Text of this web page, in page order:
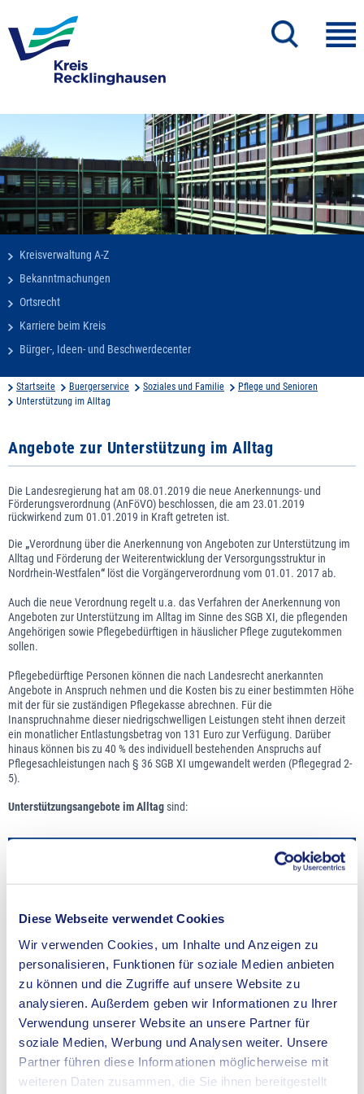
Diese Webseite verwendet Cookies
Wir verwenden Cookies, um Inhalte und Anzeigen zu
personalisieren, Funktionen für soziale Medien anbieten
zu können und die Zugriffe auf unsere Website zu
analysieren. Außerdem geben wir Informationen zu Ihrer
Verwendung unserer Website an unsere Partner für
soziale Medien, Werbung und Analysen weiter. Unsere
Partner führen diese Informationen möglicherweise mit
weiteren Daten zusammen, die Sie ihnen bereitgestellt
Kreisverwaltung A-Z
Bekanntmachungen
Ortsrecht
Karriere beim Kreis
Bürger-, Ideen- und Beschwerdecenter
Startseite Buergerservice Soziales und Familie
Pflege und Senioren
Unterstützung im Alltag
Angebote zur Unterstützung im Alltag
Die Landesregierung hat am 08.01.2019 die neue Anerkennungs- und
Förderungsverordnung (AnFöVO) beschlossen, die am 23.01.2019
rückwirkend zum 01.01.2019 in Kraft getreten ist.
Die „Verordnung über die Anerkennung von Angeboten zur Unterstützung im
Alltag und Förderung der Weiterentwicklung der Versorgungsstruktur in
Nordrhein-Westfalen“ löst die Vorgängerverordnung vom 01.01. 2017 ab.
Auch die neue Verordnung regelt u.a. das Verfahren der Anerkennung von
Angeboten zur Unterstützung im Alltag im Sinne des SGB XI, die pflegenden
Angehörigen sowie Pflegebedürftigen in häuslicher Pflege zugutekommen
sollen.
Pflegebedürftige Personen können die nach Landesrecht anerkannten
Angebote in Anspruch nehmen und die Kosten bis zu einer bestimmten Höhe
mit der für sie zuständigen Pflegekasse abrechnen. Für die
Inanspruchnahme dieser niedrigschwelligen Leistungen steht ihnen derzeit
ein monatlicher Entlastungsbetrag von 131 Euro zur Verfügung. Darüber
hinaus können bis zu 40 % des individuell bestehenden Anspruchs auf
Pflegesachleistungen nach § 36 SGB XI umgewandelt werden (Pflegegrad 2-
5).
Unterstützungsangebote im Alltagsind:
Betreuungsangebote für Pflegebedürftige (Einzel- oder
Angebote zur Entlastung von Angehörigen oder
Pflegeverantwortung übernehmen
Angebote zur Entlastung von pflegebedürftigen Personen
durch Hilfen bei der Haushaltsführung
(hauswirtschaftliche Unterstützung) und
Angebote zur Entlastung von pflegebedürftigen Personen
durch individuelle Hilfen im Alltag